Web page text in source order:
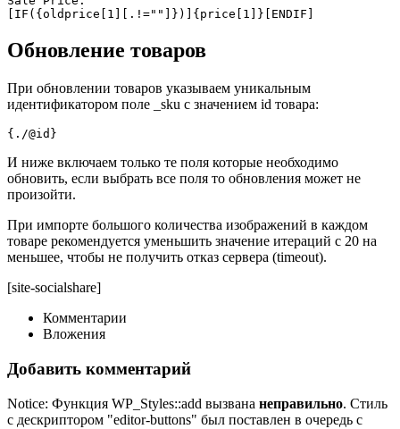
[IF({oldprice[1][.!=""]})]{price[1]}[ENDIF]
Обновление товаров
При обновлении товаров указываем уникальным
идентификатором поле _sku с значением id товара:
{./@id}
И ниже включаем только те поля которые необходимо
обновить, если выбрать все поля то обновления может не
произойти.
При импорте большого количества изображений в каждом
товаре рекомендуется уменьшить значение итераций с 20 на
меньшее, чтобы не получить отказ сервера (timeout).
[site-socialshare]
Комментарии
Вложения
Добавить комментарий
Notice: Функция WP_Styles::add вызвана неправильно. Стиль
с дескриптором "editor-buttons" был поставлен в очередь с